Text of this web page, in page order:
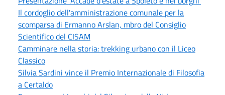
Il cordoglio dell'amministrazione comunale per la
scomparsa di Ermanno Arslan, mbro del Consiglio
Scientifico del CISAM
Camminare nella storia: trekking urbano con il Liceo
Classico
Silvia Sardini vince il Premio Internazionale di Filosofia
a Certaldo